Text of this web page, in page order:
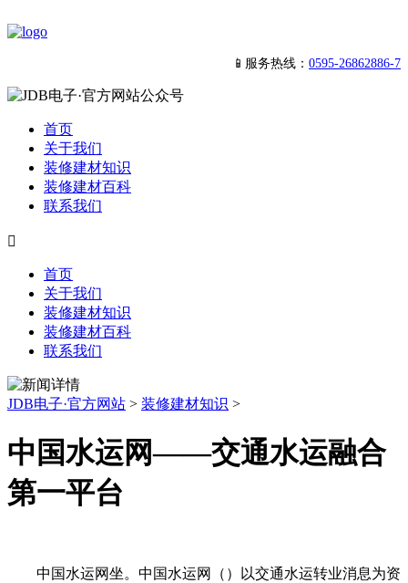
📱服务热线： 0595-26862886-7
首页
关于我们
装修建材知识
装修建材百科
联系我们

首页
关于我们
装修建材知识
装修建材百科
联系我们
JDB电子·官方网站 > 装修建材知识 >
中国水运网——交通水运融合
第一平台
中国水运网坐。中国水运网（）以交通水运转业消息为资